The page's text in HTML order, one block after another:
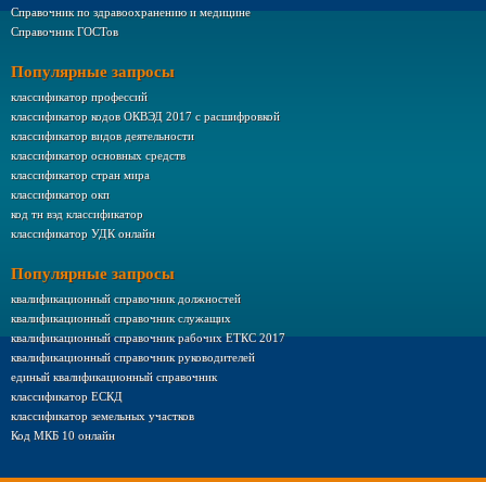
Справочник по здравоохранению и медицине
Справочник ГОСТов
Популярные запросы
классификатор профессий
классификатор кодов ОКВЭД 2017 с расшифровкой
классификатор видов деятельности
классификатор основных средств
классификатор стран мира
классификатор окп
код тн вэд классификатор
классификатор УДК онлайн
Популярные запросы
квалификационный справочник должностей
квалификационный справочник служащих
квалификационный справочник рабочих ЕТКС 2017
квалификационный справочник руководителей
единый квалификационный справочник
классификатор ЕСКД
классификатор земельных участков
Код МКБ 10 онлайн